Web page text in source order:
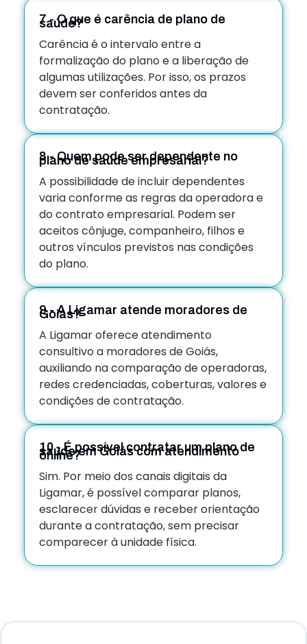
7 - O que é carência de plano de
saúde?
Carência é o intervalo entre a
formalização do plano e a liberação de
algumas utilizações. Por isso, os prazos
devem ser conferidos antes da
contratação.
8 - Quem pode ser dependente no
plano de saúde empresarial?
A possibilidade de incluir dependentes
varia conforme as regras da operadora e
do contrato empresarial. Podem ser
aceitos cônjuge, companheiro, filhos e
outros vínculos previstos nas condições
do plano.
9 - A Ligamar atende moradores de
Goiás?
A Ligamar oferece atendimento
consultivo a moradores de Goiás,
auxiliando na comparação de operadoras,
redes credenciadas, coberturas, valores e
condições de contratação.
10 - É possível contratar um plano de
saúde em Goiás com atendimento
online?
Sim. Por meio dos canais digitais da
Ligamar, é possível comparar planos,
esclarecer dúvidas e receber orientação
durante a contratação, sem precisar
comparecer à unidade física.